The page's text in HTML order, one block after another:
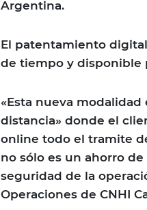
Argentina.
El patentamiento
de tiempo y disponible
«Esta nueva
distancia» donde el
online todo el tramite
no sólo es un ahorro
seguridad de la
Operaciones de CNHI